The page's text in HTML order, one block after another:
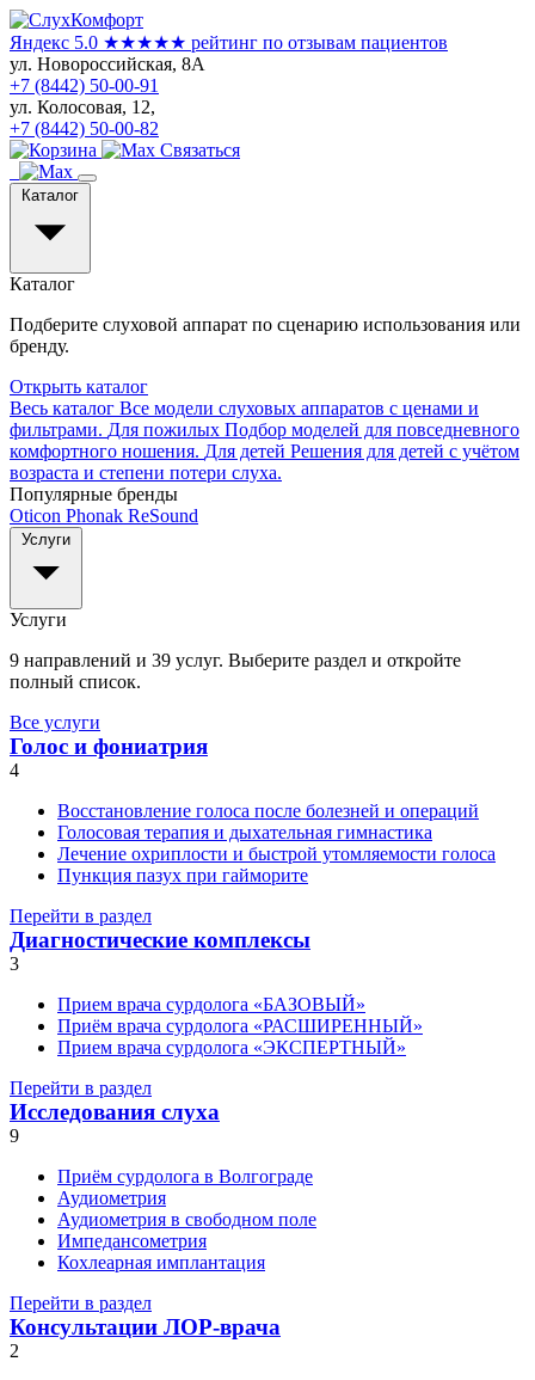
Яндекс 5.0 ★★★★★ рейтинг по отзывам пациентов
ул. Новороссийская, 8А
+7 (8442) 50-00-91
ул. Колосовая, 12,
+7 (8442) 50-00-82
Связаться
Каталог
Каталог
Подберите слуховой аппарат по сценарию использования или
бренду.
Открыть каталог
Весь каталог Все модели слуховых аппаратов с ценами и
фильтрами. Для пожилых Подбор моделей для повседневного
комфортного ношения. Для детей Решения для детей с учётом
возраста и степени потери слуха.
Популярные бренды
Oticon Phonak ReSound
Услуги
Услуги
9 направлений и 39 услуг. Выберите раздел и откройте
полный список.
Все услуги
Голос и фониатрия
4
Восстановление голоса после болезней и операций
Голосовая терапия и дыхательная гимнастика
Лечение охриплости и быстрой утомляемости голоса
Пункция пазух при гайморите
Перейти в раздел
Диагностические комплексы
3
Прием врача сурдолога «БАЗОВЫЙ»
Приём врача сурдолога «РАСШИРЕННЫЙ»
Прием врача сурдолога «ЭКСПЕРТНЫЙ»
Перейти в раздел
Исследования слуха
9
Приём сурдолога в Волгограде
Аудиометрия
Аудиометрия в свободном поле
Импедансометрия
Кохлеарная имплантация
Перейти в раздел
Консультации ЛОР-врача
2